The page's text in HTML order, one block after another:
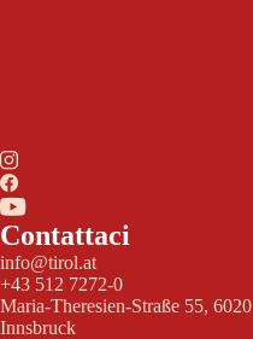
Contattaci
info@tirol.at
+43 512 7272-0
Maria-Theresien-Straße 55, 6020
Innsbruck